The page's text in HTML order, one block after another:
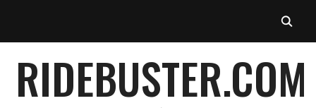
RIDEBUSTER.COM